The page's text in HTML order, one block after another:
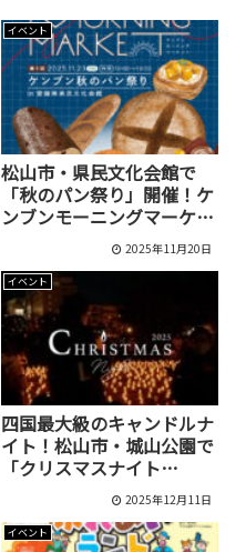
イベント
松山市・県民文化会館で
「秋のパン祭り」開催！ケ
ンブンモーニングマーケッ
トVol.9 出店店舗まとめ
2025年11月20日
イベント
四国最大級のキャンドルナ
イト！松山市・城山公園で
「クリスマスナイト
2025」開催決定2025年12月11日
イベント